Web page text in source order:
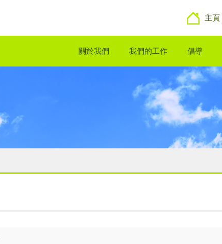
主頁
關於我們 我們的工作 倡導